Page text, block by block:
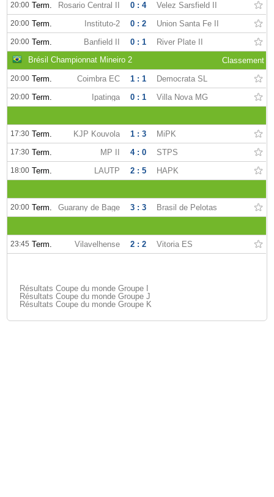
20:00 Term. Rosario Central II 0 : 4 Velez Sarsfield II
20:00 Term. Instituto-2 0 : 2 Union Santa Fe II
20:00 Term. Banfield II 0 : 1
River Plate II
Brésil Championnat Mineiro 2
Classement
20:00 Term. Coimbra EC 1 : 1 Democrata SL
20:00 Term. Ipatinga 0 : 1 Villa Nova MG
17:30 Term. KJP Kouvola 1 : 3 MiPK
17:30 Term. MP II 4 : 0 STPS
18:00 Term. LAUTP 2 : 5 HAPK
20:00 Term. Guarany de Bage 3 : 3 Brasil de Pelotas
23:45 Term. Vilavelhense 2 : 2 Vitoria ES
Résultats Coupe du monde Groupe I
Résultats Coupe du monde Groupe J
Résultats Coupe du monde Groupe K